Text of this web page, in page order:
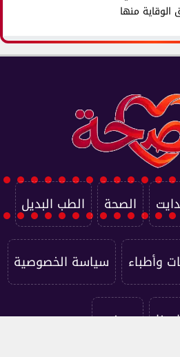
منها
الصحة الطب البديل
وأطباء سياسة الخصوصية
بنا من نحن